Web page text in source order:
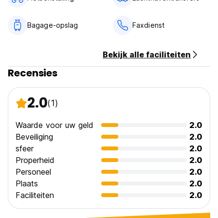
Bagage-opslag Faxdienst
Bekijk alle faciliteiten
Recensies
2.0(1)
Waarde voor uw geld
2.0
Beveiliging
2.0
sfeer
2.0
Properheid
2.0
Personeel
2.0
Plaats
2.0
Faciliteiten
2.0